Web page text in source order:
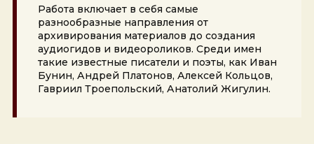
Работа включает в себя самые
разнообразные направления от
архивирования материалов до создания
аудиогидов и видеороликов. Среди имен
такие известные писатели и поэты, как Иван
Бунин, Андрей Платонов, Алексей Кольцов,
Гавриил Троепольский, Анатолий Жигулин.